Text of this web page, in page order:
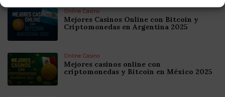
Online Casino
Mejores Casinos Online con Bitcoin y
Criptomonedas en Argentina 2025
Online Casino
Mejores casinos online con
criptomonedas y Bitcoin en México 2025